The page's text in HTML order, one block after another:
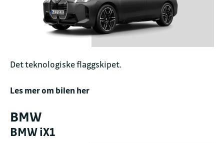
Det teknologiske flaggskipet.
Les mer om bilen her
BMW
BMW iX1